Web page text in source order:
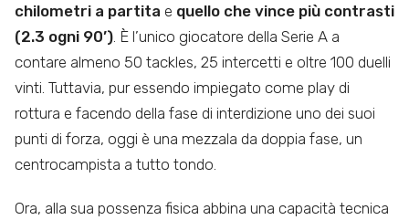
chilometri a partita e quello che vince più contrasti
(2.3 ogni 90’) . È l’unico giocatore della Serie A a
contare almeno 50 tackles, 25 intercetti e oltre 100 duelli
vinti. Tuttavia, pur essendo impiegato come play di
rottura e facendo della fase di interdizione uno dei suoi
punti di forza, oggi è una mezzala da doppia fase, un
centrocampista a tutto tondo.
Ora, alla sua possenza fisica abbina una capacità tecnica